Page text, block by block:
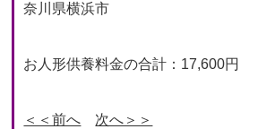
奈川県横浜市
お人形供養料金の合計：17,600円
＜＜前へ 次へ＞＞